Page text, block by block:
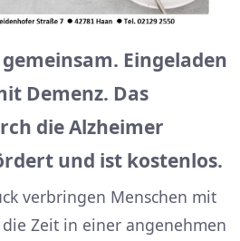
Eingeladen
Demenz. Das
die Alzheimer
und ist kostenlos.
verbringen Menschen mit
Zeit in einer angenehmen